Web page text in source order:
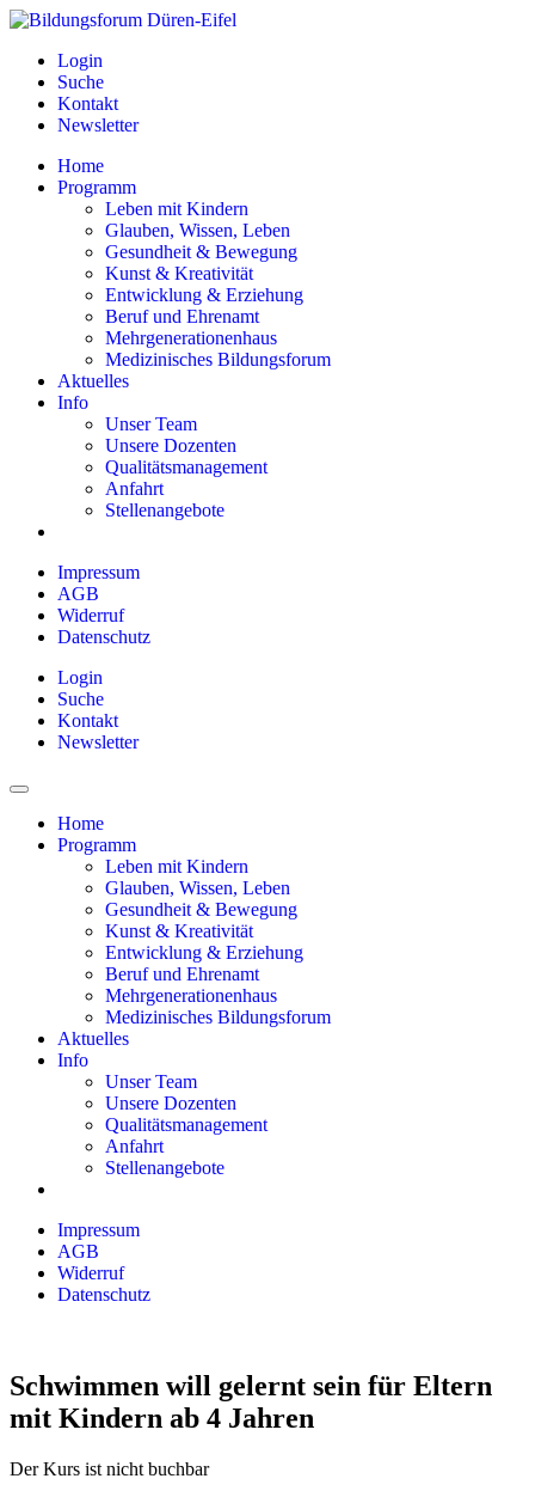
Login
Suche
Kontakt
Newsletter
Home
Programm
Leben mit Kindern
Glauben, Wissen, Leben
Gesundheit & Bewegung
Kunst & Kreativität
Entwicklung & Erziehung
Beruf und Ehrenamt
Mehrgenerationenhaus
Medizinisches Bildungsforum
Aktuelles
Info
Unser Team
Unsere Dozenten
Qualitätsmanagement
Anfahrt
Stellenangebote
Impressum
AGB
Widerruf
Datenschutz
Login
Suche
Kontakt
Newsletter
Home
Programm
Leben mit Kindern
Glauben, Wissen, Leben
Gesundheit & Bewegung
Kunst & Kreativität
Entwicklung & Erziehung
Beruf und Ehrenamt
Mehrgenerationenhaus
Medizinisches Bildungsforum
Aktuelles
Info
Unser Team
Unsere Dozenten
Qualitätsmanagement
Anfahrt
Stellenangebote
Impressum
AGB
Widerruf
Datenschutz
Schwimmen will gelernt sein für Eltern
mit Kindern ab 4 Jahren
Der Kurs ist nicht buchbar